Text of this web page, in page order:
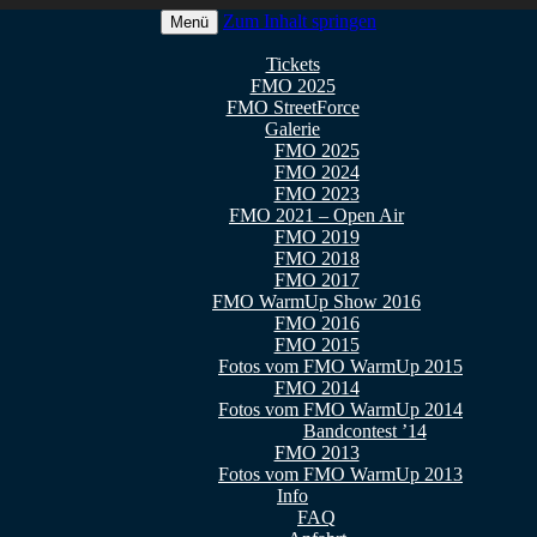
Menü Zum Inhalt springen
Tickets
FMO 2025
FMO StreetForce
Galerie
FMO 2025
FMO 2024
FMO 2023
FMO 2021 – Open Air
FMO 2019
FMO 2018
FMO 2017
FMO WarmUp Show 2016
FMO 2016
FMO 2015
Fotos vom FMO WarmUp 2015
FMO 2014
Fotos vom FMO WarmUp 2014
Bandcontest ’14
FMO 2013
Fotos vom FMO WarmUp 2013
Info
FAQ